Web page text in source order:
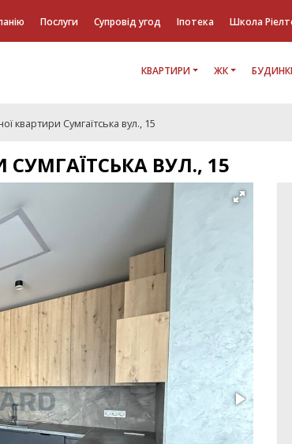
Послуги Супровід угод Іпотека Школа
КВАРТИРИ ЖК
квартири Сумгаїтська вул., 15
ВУЛ., 15